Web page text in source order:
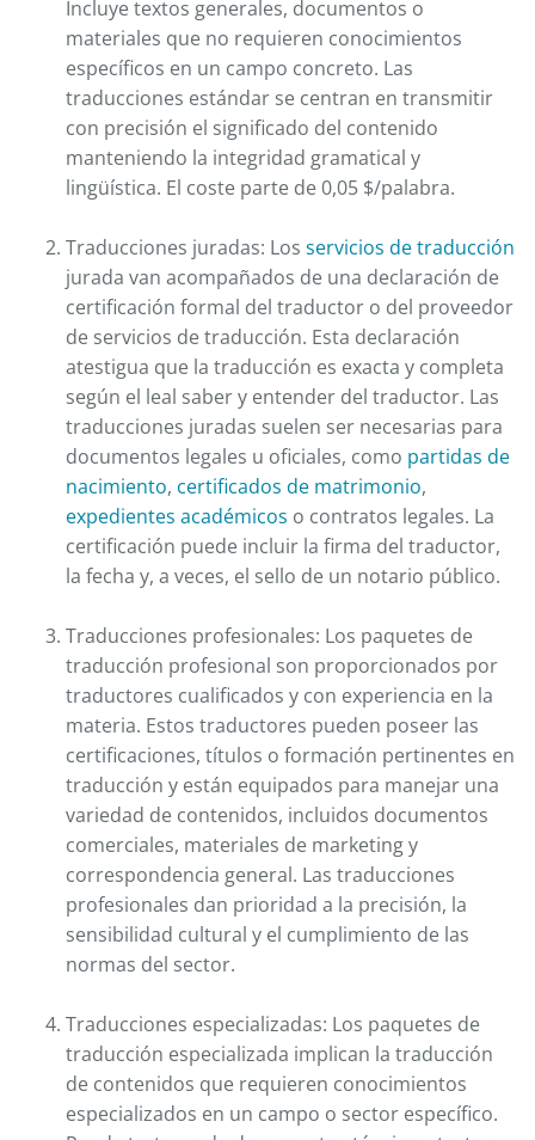
Incluye textos generales, documentos o
materiales que no requieren conocimientos
específicos en un campo concreto. Las
traducciones estándar se centran en transmitir
con precisión el significado del contenido
manteniendo la integridad gramatical y
lingüística. El coste parte de 0,05 $/palabra.
Traducciones juradas: Los servicios de traducción
jurada van acompañados de una declaración de
certificación formal del traductor o del proveedor
de servicios de traducción. Esta declaración
atestigua que la traducción es exacta y completa
según el leal saber y entender del traductor. Las
traducciones juradas suelen ser necesarias para
documentos legales u oficiales, como partidas de
nacimiento, certificados de matrimonio,
expedientes académicos o contratos legales. La
certificación puede incluir la firma del traductor,
la fecha y, a veces, el sello de un notario público.
Traducciones profesionales: Los paquetes de
traducción profesional son proporcionados por
traductores cualificados y con experiencia en la
materia. Estos traductores pueden poseer las
certificaciones, títulos o formación pertinentes en
traducción y están equipados para manejar una
variedad de contenidos, incluidos documentos
comerciales, materiales de marketing y
correspondencia general. Las traducciones
profesionales dan prioridad a la precisión, la
sensibilidad cultural y el cumplimiento de las
normas del sector.
Traducciones especializadas: Los paquetes de
traducción especializada implican la traducción
de contenidos que requieren conocimientos
especializados en un campo o sector específico.